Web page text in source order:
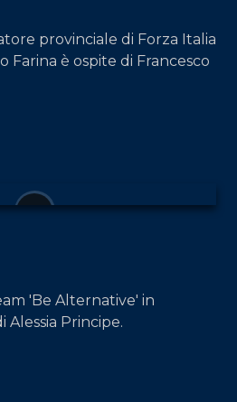
provinciale di Forza Italia
Farina è ospite di Francesco
'Be Alternative' in
Alessia Principe.